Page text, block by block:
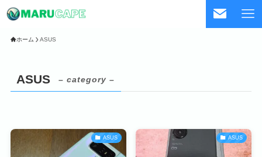
ホーム ASUS
ASUS – category –
ASUS ASUS